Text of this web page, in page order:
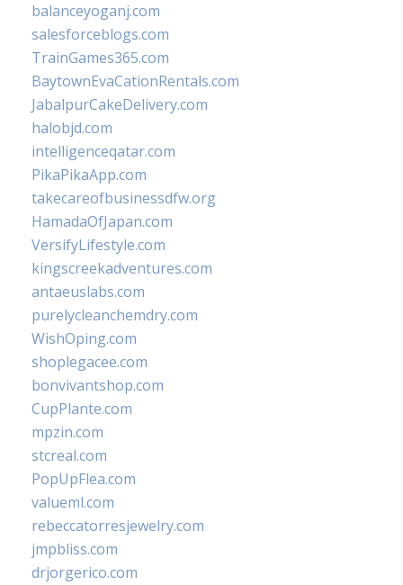
balanceyoganj.com
salesforceblogs.com
TrainGames365.com
BaytownEvaCationRentals.com
JabalpurCakeDelivery.com
halobjd.com
intelligenceqatar.com
PikaPikaApp.com
takecareofbusinessdfw.org
HamadaOfJapan.com
VersifyLifestyle.com
kingscreekadventures.com
antaeuslabs.com
purelycleanchemdry.com
WishOping.com
shoplegacee.com
bonvivantshop.com
CupPlante.com
mpzin.com
stcreal.com
PopUpFlea.com
valueml.com
rebeccatorresjewelry.com
jmpbliss.com
drjorgerico.com